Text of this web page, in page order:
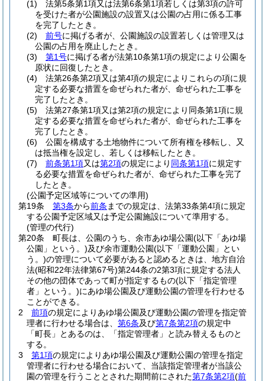
(1)
法第5条第1項又は法第6条第1項若しくは第3項の許可
を受けた者が公園施設の設置又は公園の占用に係る工事
を完了したとき。
(2)
前号に掲げる者が、公園施設の設置若しくは管理又は
公園の占用を廃止したとき。
(3)
第1号に掲げる者が法第10条第1項の規定により公園を
原状に回復したとき。
(4)
法第26条第2項又は第4項の規定によりこれらの項に規
定する必要な措置を命ぜられた者が、命ぜられた工事を
完了したとき。
(5)
法第27条第1項又は第2項の規定により同条第1項に規
定する必要な措置を命ぜられた者が、命ぜられた工事を
完了したとき。
(6)
公園を構成する土地物件について所有権を移転し、又
は抵当権を設定し、若しくは移転したとき。
(7)
前条第1項又は第2項の規定により 同条第1項に規定す
る必要な措置を命ぜられた者が、命ぜられた工事を完了
したとき。
(公園予定区域等についての準用)
第19条
第3条から前条 までの規定は、法第33条第4項に規定
する公園予定区域又は予定公園施設について準用する。
(管理の代行)
第20条
町長は、公園のうち、余市あゆ場公園(以下「あゆ場
公園」という。)及び余市運動公園(以下「運動公園」とい
う。)の管理について必要があると認めるときは、地方自治
法(昭和22年法律第67号)第244条の2第3項に規定する法人
その他の団体であって町が指定するもの(以下「指定管理
者」という。)にあゆ場公園及び運動公園の管理を行わせる
ことができる。
2
前項の規定によりあゆ場公園及び運動公園の管理を指定管
理者に行わせる場合は、 第6条及び第7条第2項の規定中
「町長」とあるのは、「指定管理者」と読み替えるものと
する。
3
第1項の規定によりあゆ場公園及び運動公園の管理を指定
管理者に行わせる場合において、当該指定管理者が当該公
園の管理を行うこととされた期間前にされた第7条第2項(前